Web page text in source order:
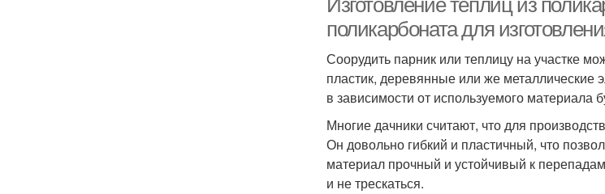
Изготовление теплиц из
поликарбоната для
Соорудить парник или теплицу на участке
пластик, деревянные или же металлические
в зависимости от используемого материала
Многие дачники считают, что для
Он довольно гибкий и пластичный, что
материал прочный и устойчивый к
и не трескаться.